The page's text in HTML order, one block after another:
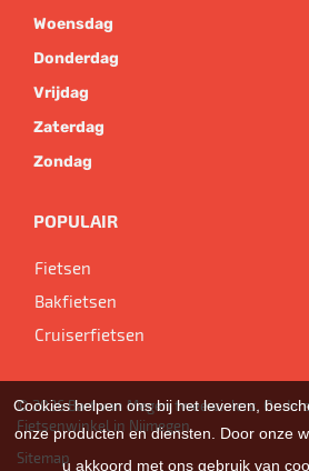
Woensdag
Donderdag
Vrijdag
Zaterdag
Zondag
POPULAIR
Fietsen
Bakfietsen
Cruiserfietsen
© 2026 Bart van Megen tweewielers.
Fietsenwinkel in Nijmegen
Sitemap
Cookies helpen ons bij het leveren,
onze producten en diensten. Door onze
u akkoord met ons gebruik van